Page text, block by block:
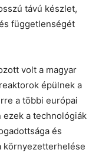
távú készlet,
függetlenségét
volt a magyar
épülnek a
a többi európai
a technológiák
és
környezetterhelése